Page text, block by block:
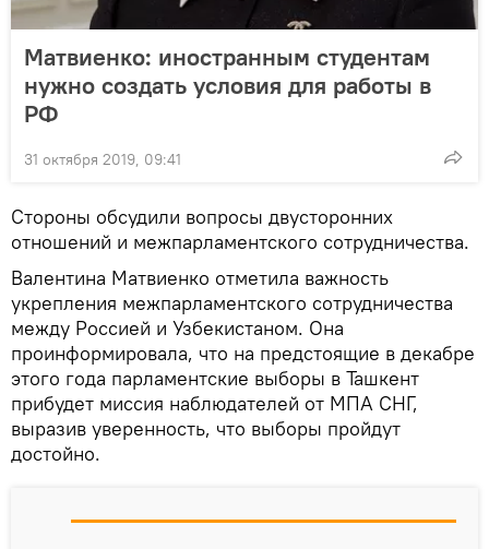
Матвиенко: иностранным студентам
нужно создать условия для работы в
РФ
31 октября 2019, 09:41
Стороны обсудили вопросы двусторонних
отношений и межпарламентского сотрудничества.
Валентина Матвиенко отметила важность
укрепления межпарламентского сотрудничества
между Россией и Узбекистаном. Она
проинформировала, что на предстоящие в декабре
этого года парламентские выборы в Ташкент
прибудет миссия наблюдателей от МПА СНГ,
выразив уверенность, что выборы пройдут
достойно.